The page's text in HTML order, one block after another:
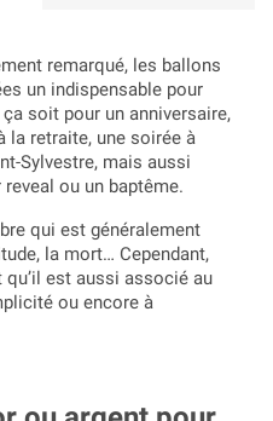
remarqué, les ballons
un indispensable pour
soit pour un anniversaire,
la retraite, une soirée à
Sylvestre, mais aussi
ou un baptême.
qui est généralement
la mort… Cependant,
est aussi associé au
ou encore à